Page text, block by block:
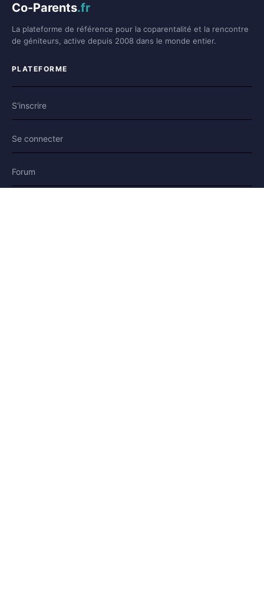
Co-Parents.fr
La plateforme de référence pour la coparentalité et la rencontre
de géniteurs, active depuis 2008 dans le monde entier.
PLATEFORME
S'inscrire
Se connecter
Forum